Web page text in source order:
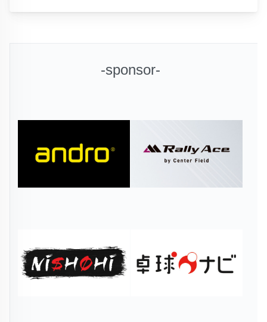
-sponsor-